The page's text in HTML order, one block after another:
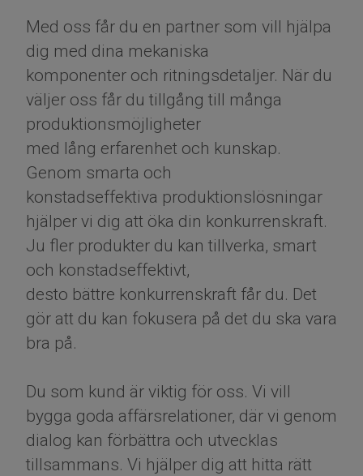
Med oss får du en partner som vill hjälpa
dig med dina mekaniska
komponenter och ritningsdetaljer. När du
väljer oss får du tillgång till många
produktionsmöjligheter
med lång erfarenhet och kunskap.
Genom smarta och
konstadseffektiva produktionslösningar
hjälper vi dig att öka din konkurrenskraft.
Ju fler produkter du kan tillverka, smart
och konstadseffektivt,
desto bättre konkurrenskraft får du. Det
gör att du kan fokusera på det du ska vara
bra på.
Du som kund är viktig för oss. Vi vill
bygga goda affärsrelationer, där vi genom
dialog kan förbättra och utvecklas
tillsammans. Vi hjälper dig att hitta rätt